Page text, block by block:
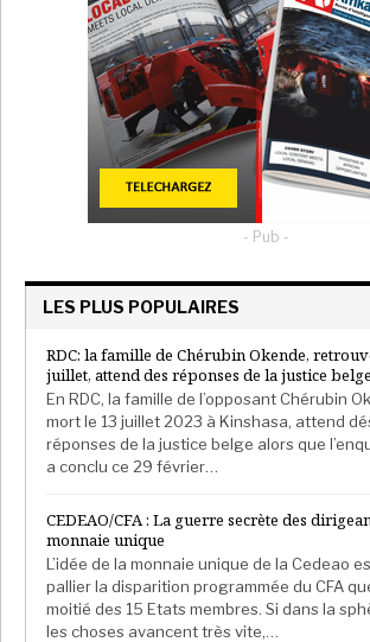
- Pub -
LES PLUS POPULAIRES
RDC: la famille de Chérubin Okende,
juillet, attend des réponses de la justice belge
En RDC, la famille de l’opposant Chérubin
mort le 13 juillet 2023 à Kinshasa, attend
réponses de la justice belge alors que
a conclu ce 29 février…
CEDEAO/CFA : La guerre secrète des
monnaie unique
L’idée de la monnaie unique de la Cedeao
pallier la disparition programmée du CFA
moitié des 15 Etats membres. Si dans la
les choses avancent très vite,…